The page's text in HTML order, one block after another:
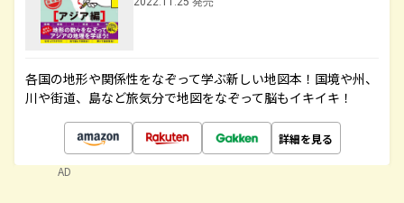
各国の地形や関係性をなぞって学ぶ新しい地図本！国境や州、
川や街道、島など旅気分で地図をなぞって脳もイキイキ！
詳細を見る
AD